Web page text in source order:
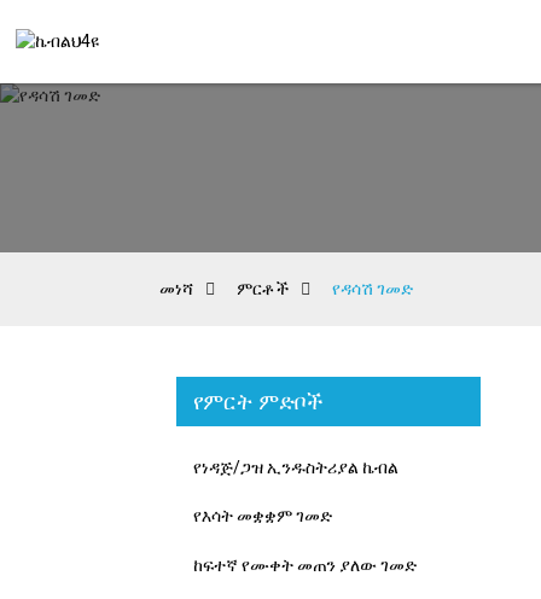
መነሻ ምርቶች የዳሳሽ ገመድ
የምርት ምድቦች
የነዳጅ/ጋዝ ኢንዱስትሪያል ኬብል
የእሳት መቋቋም ገመድ
ከፍተኛ የሙቀት መጠን ያለው ገመድ